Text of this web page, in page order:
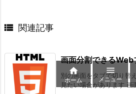
 関連記事
画面分割できるWeb
別の画面をタブで切り替
見たい場合があります 画

ホーム

メニュー